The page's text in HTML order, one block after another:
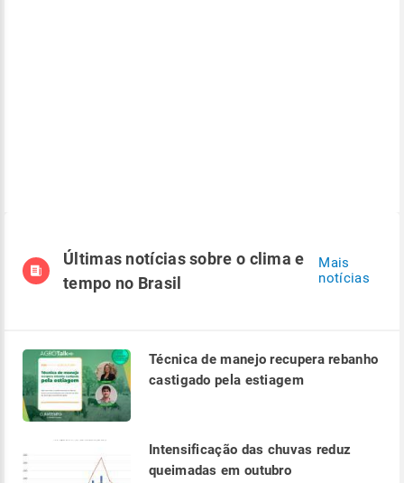
Últimas notícias sobre o clima e
tempo no Brasil
Mais
notícias
Técnica de manejo recupera rebanho
castigado pela estiagem
Intensificação das chuvas reduz
queimadas em outubro